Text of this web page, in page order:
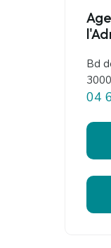
Bd
04